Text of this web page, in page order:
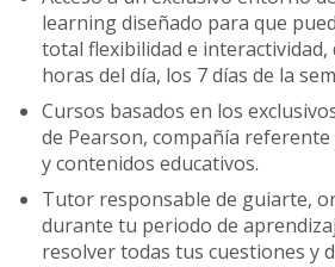
learning diseñado para que
total flexibilidad e interactividad,
horas del día, los 7 días de la
Cursos basados en los
de Pearson, compañía
y contenidos educativos.
Tutor responsable de guiarte,
durante tu periodo de
resolver todas tus cuestiones y